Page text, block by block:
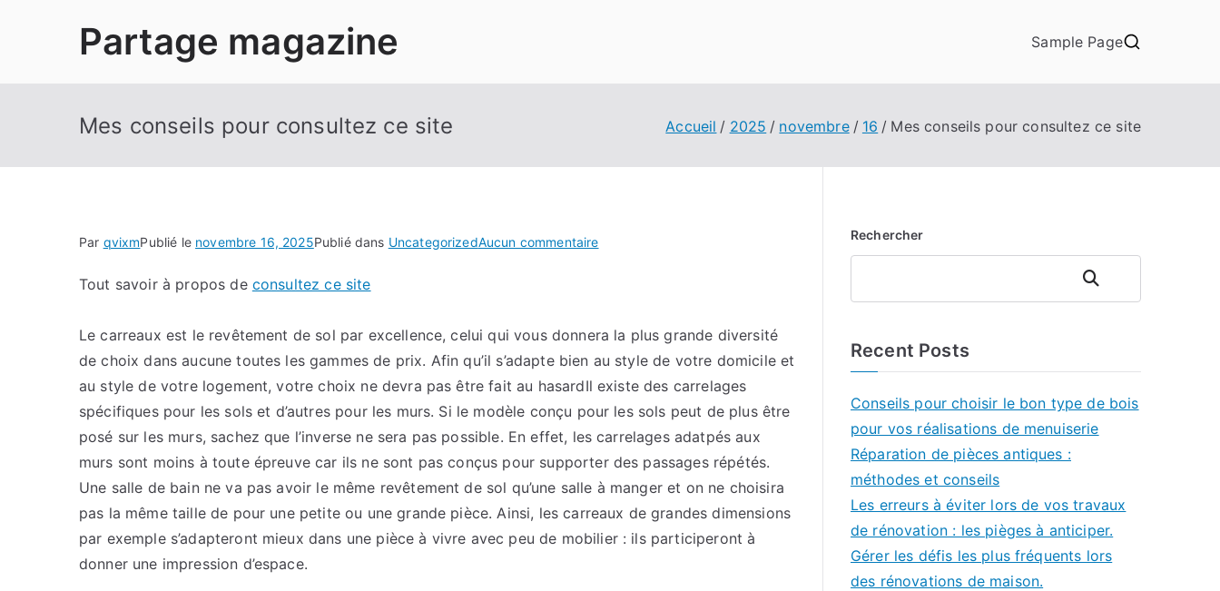
Partage magazine Sample Page
Mes conseils pour consultez ce site Accueil 2025 novembre 16 Mes conseils pour consultez ce site
Par qvixmPublié le novembre 16, 2025Publié dans UncategorizedAucun commentairesur
consultez
ce
site
Tout savoir à propos de consultez ce site
Le carreaux est le revêtement de sol par excellence, celui qui vous donnera la plus grande diversité
de choix dans aucune toutes les gammes de prix. Afin qu’il s’adapte bien au style de votre domicile et
au style de votre logement, votre choix ne devra pas être fait au hasardIl existe des carrelages
spécifiques pour les sols et d’autres pour les murs. Si le modèle conçu pour les sols peut de plus être
posé sur les murs, sachez que l’inverse ne sera pas possible. En effet, les carrelages adatpés aux
murs sont moins à toute épreuve car ils ne sont pas conçus pour supporter des passages répétés.
Une salle de bain ne va pas avoir le même revêtement de sol qu’une salle à manger et on ne choisira
pas la même taille de pour une petite ou une grande pièce. Ainsi, les carreaux de grandes dimensions
par exemple s’adapteront mieux dans une pièce à vivre avec peu de mobilier : ils participeront à
donner une impression d’espace.
Rechercher
Rechercher
Recent Posts
Conseils pour choisir le bon type de bois
pour vos réalisations de menuiserie
Réparation de pièces antiques :
méthodes et conseils
Les erreurs à éviter lors de vos travaux
de rénovation : les pièges à anticiper.
Gérer les défis les plus fréquents lors
des rénovations de maison.